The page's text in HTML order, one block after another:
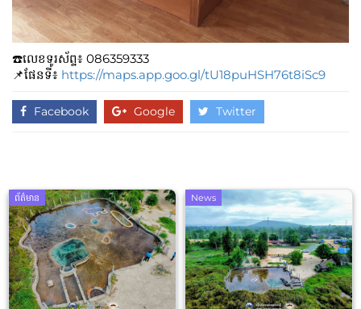
☎️លេខទូរស័ព្ទ៖​​ 086359333
📌ផែនទី៖ https://maps.app.goo.gl/tU18puHSH76t8iSc9
Facebook Google Twitter
ព័ត៌មាន News